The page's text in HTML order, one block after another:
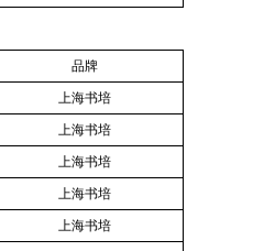
品牌
上海书培
上海书培
上海书培
上海书培
上海书培